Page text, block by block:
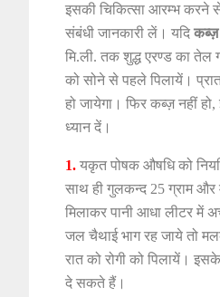
इसकी चिकित्सा आरम्भ करने
संबंधी जानकारी लें। यदिकब्ज़
मि.ली. तक शुद्ध एरण्ड का तेल
को सोने से पहले पिलायें।
हो जायेगा। फिर कब्ज़ नहीं हो,
ध्यान दें।
1. यकृत पोषक औषधि को
साथ ही गुलकन्द 25 ग्राम
मिलाकर पानी आधा लीटर में
जल चैथाई भाग रह जाये तो
रात को रोगी को पिलायें।
दे सकते हैं।